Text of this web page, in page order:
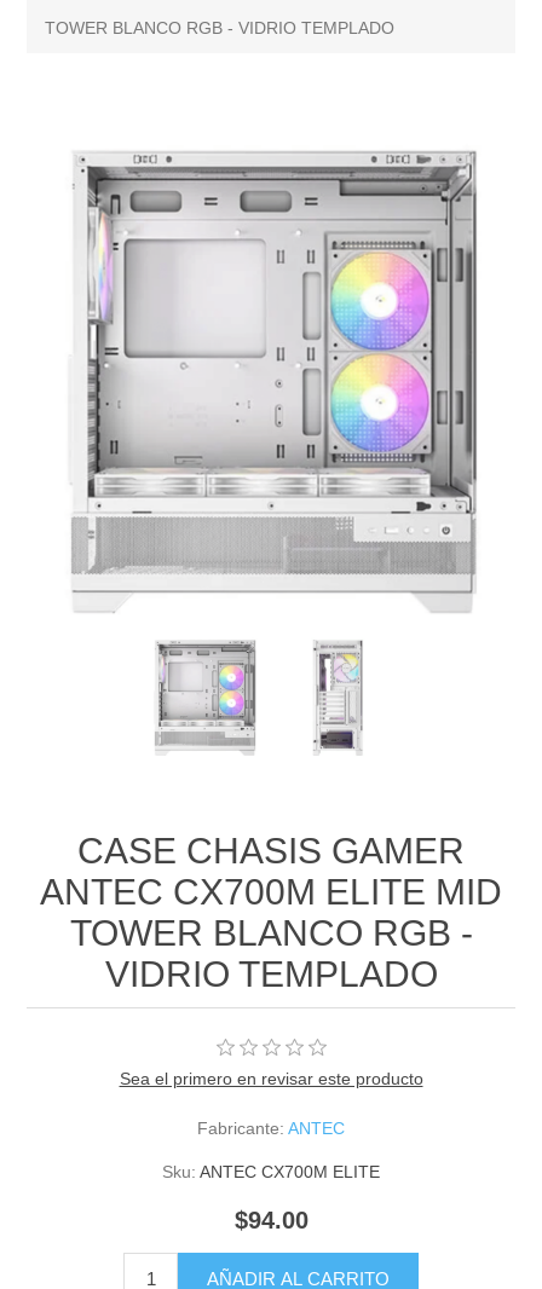
TOWER BLANCO RGB - VIDRIO TEMPLADO
CASE CHASIS GAMER
ANTEC CX700M ELITE MID
TOWER BLANCO RGB -
VIDRIO TEMPLADO
Sea el primero en revisar este producto
Fabricante: ANTEC
Sku: ANTEC CX700M ELITE
$94.00
AÑADIR AL CARRITO